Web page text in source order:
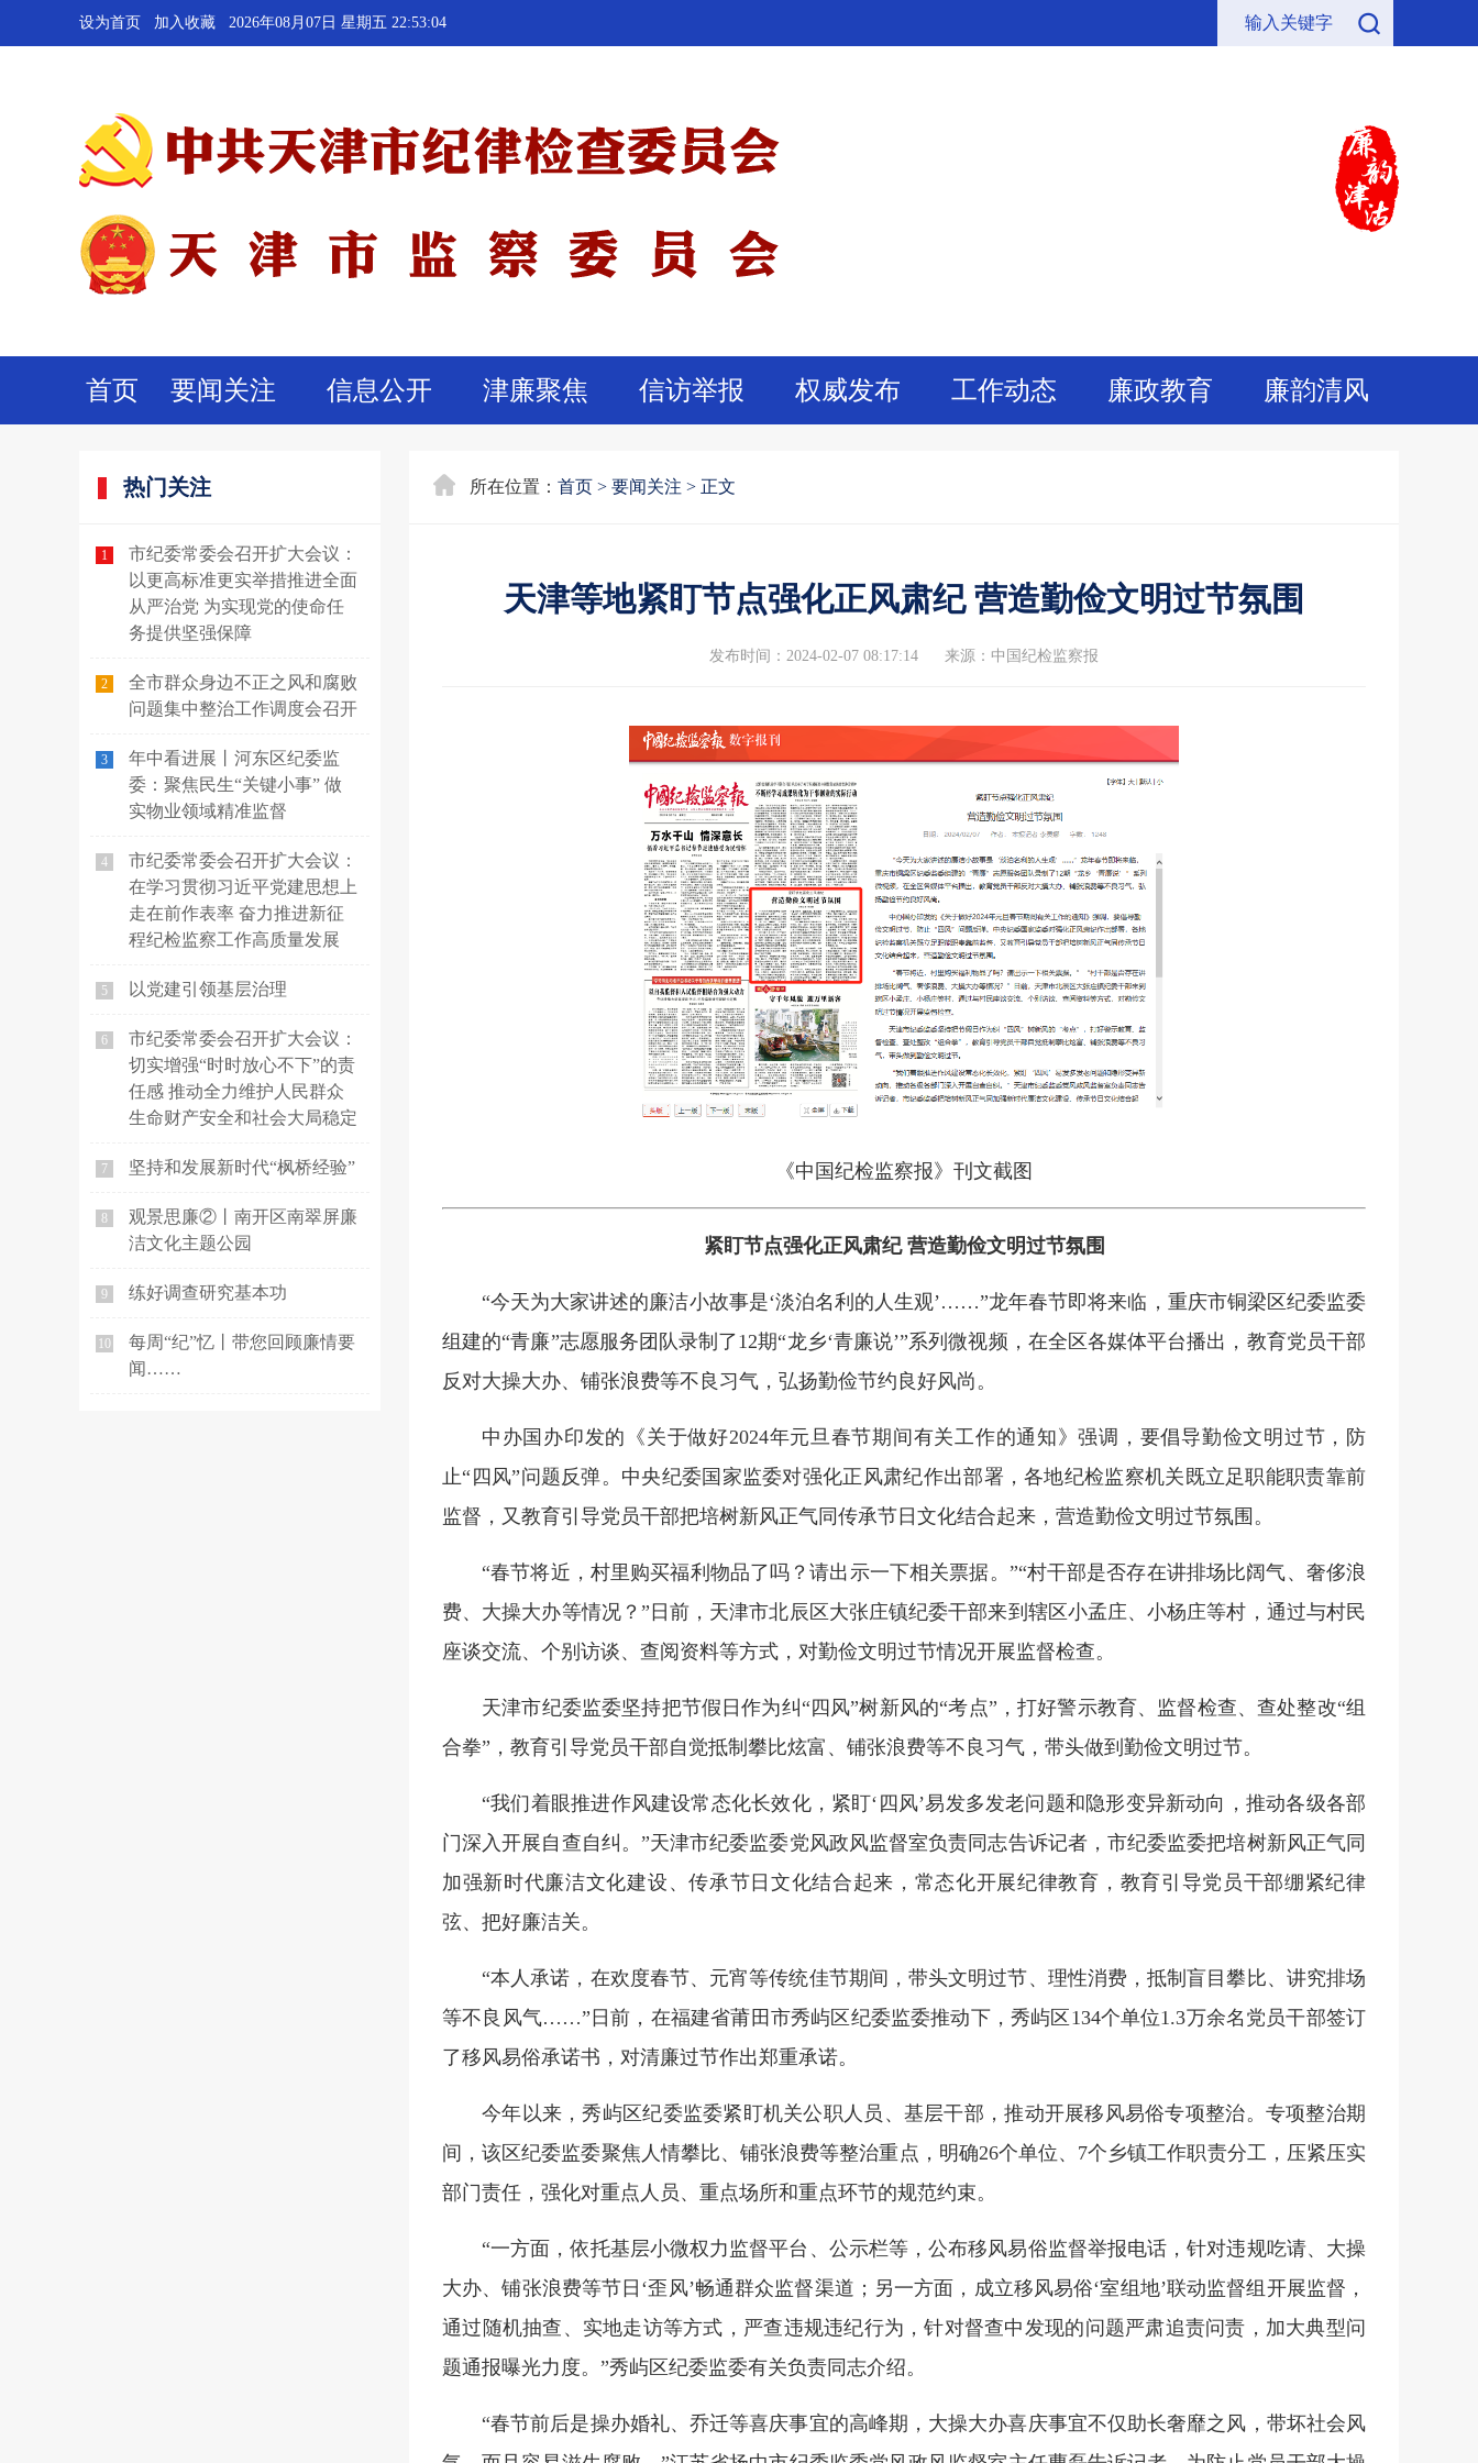
设为首页 加入收藏 2026年08月07日 星期五 22:53:05
首页 要闻关注 信息公开 津廉聚焦 信访举报 权威发布 工作动态 廉政教育 廉韵清风
热门关注
1
市纪委常委会召开扩大会议：
以更高标准更实举措推进全面
从严治党 为实现党的使命任
务提供坚强保障
2
全市群众身边不正之风和腐败
问题集中整治工作调度会召开
3
年中看进展丨河东区纪委监
委：聚焦民生“关键小事” 做
实物业领域精准监督
4
市纪委常委会召开扩大会议：
在学习贯彻习近平党建思想上
走在前作表率 奋力推进新征
程纪检监察工作高质量发展
5 以党建引领基层治理
6
市纪委常委会召开扩大会议：
切实增强“时时放心不下”的责
任感 推动全力维护人民群众
生命财产安全和社会大局稳定
7 坚持和发展新时代“枫桥经验”
8
观景思廉②丨南开区南翠屏廉
洁文化主题公园
9 练好调查研究基本功
10
每周“纪”忆丨带您回顾廉情要
闻……
所在位置： 首页 > 要闻关注 > 正文
天津等地紧盯节点强化正风肃纪 营造勤俭文明过节氛围
发布时间：2024-02-07 08:17:14 来源：中国纪检监察报
《中国纪检监察报》刊文截图
紧盯节点强化正风肃纪 营造勤俭文明过节氛围
“今天为大家讲述的廉洁小故事是‘淡泊名利的人生观’……”龙年春节即将来临，重庆市铜梁区纪委监委
组建的“青廉”志愿服务团队录制了12期“龙乡‘青廉说’”系列微视频，在全区各媒体平台播出，教育党员干部
反对大操大办、铺张浪费等不良习气，弘扬勤俭节约良好风尚。
中办国办印发的《关于做好2024年元旦春节期间有关工作的通知》强调，要倡导勤俭文明过节，防
止“四风”问题反弹。中央纪委国家监委对强化正风肃纪作出部署，各地纪检监察机关既立足职能职责靠前
监督，又教育引导党员干部把培树新风正气同传承节日文化结合起来，营造勤俭文明过节氛围。
“春节将近，村里购买福利物品了吗？请出示一下相关票据。”“村干部是否存在讲排场比阔气、奢侈浪
费、大操大办等情况？”日前，天津市北辰区大张庄镇纪委干部来到辖区小孟庄、小杨庄等村，通过与村民
座谈交流、个别访谈、查阅资料等方式，对勤俭文明过节情况开展监督检查。
天津市纪委监委坚持把节假日作为纠“四风”树新风的“考点”，打好警示教育、监督检查、查处整改“组
合拳”，教育引导党员干部自觉抵制攀比炫富、铺张浪费等不良习气，带头做到勤俭文明过节。
“我们着眼推进作风建设常态化长效化，紧盯‘四风’易发多发老问题和隐形变异新动向，推动各级各部
门深入开展自查自纠。”天津市纪委监委党风政风监督室负责同志告诉记者，市纪委监委把培树新风正气同
加强新时代廉洁文化建设、传承节日文化结合起来，常态化开展纪律教育，教育引导党员干部绷紧纪律
弦、把好廉洁关。
“本人承诺，在欢度春节、元宵等传统佳节期间，带头文明过节、理性消费，抵制盲目攀比、讲究排场
等不良风气……”日前，在福建省莆田市秀屿区纪委监委推动下，秀屿区134个单位1.3万余名党员干部签订
了移风易俗承诺书，对清廉过节作出郑重承诺。
今年以来，秀屿区纪委监委紧盯机关公职人员、基层干部，推动开展移风易俗专项整治。专项整治期
间，该区纪委监委聚焦人情攀比、铺张浪费等整治重点，明确26个单位、7个乡镇工作职责分工，压紧压实
部门责任，强化对重点人员、重点场所和重点环节的规范约束。
“一方面，依托基层小微权力监督平台、公示栏等，公布移风易俗监督举报电话，针对违规吃请、大操
大办、铺张浪费等节日‘歪风’畅通群众监督渠道；另一方面，成立移风易俗‘室组地’联动监督组开展监督，
通过随机抽查、实地走访等方式，严查违规违纪行为，针对督查中发现的问题严肃追责问责，加大典型问
题通报曝光力度。”秀屿区纪委监委有关负责同志介绍。
“春节前后是操办婚礼、乔迁等喜庆事宜的高峰期，大操大办喜庆事宜不仅助长奢靡之风，带坏社会风